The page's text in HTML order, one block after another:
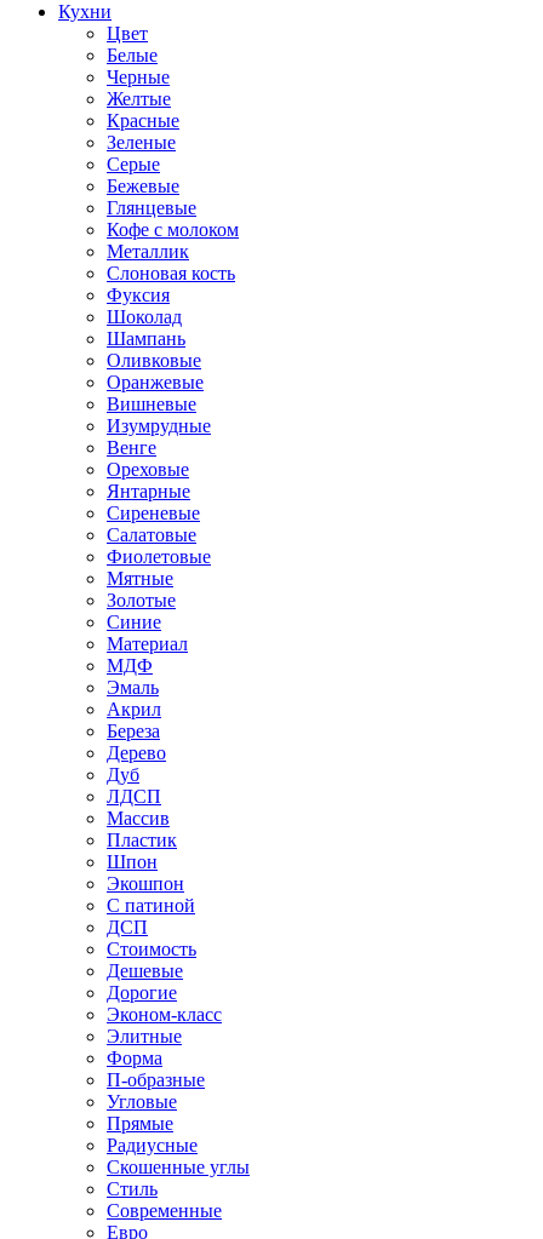
Кухни
Цвет
Белые
Черные
Желтые
Красные
Зеленые
Серые
Бежевые
Глянцевые
Кофе с молоком
Металлик
Слоновая кость
Фуксия
Шоколад
Шампань
Оливковые
Оранжевые
Вишневые
Изумрудные
Венге
Ореховые
Янтарные
Сиреневые
Салатовые
Фиолетовые
Мятные
Золотые
Синие
Материал
МДФ
Эмаль
Акрил
Береза
Дерево
Дуб
ЛДСП
Массив
Пластик
Шпон
Экошпон
С патиной
ДСП
Стоимость
Дешевые
Дорогие
Эконом-класс
Элитные
Форма
П-образные
Угловые
Прямые
Радиусные
Скошенные углы
Стиль
Современные
Евро